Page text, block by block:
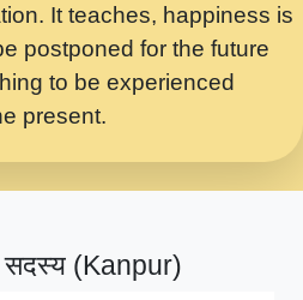
न लग Sadhvi Purnima Ji
#बसर.mp3
भ मझ पयर ह!छड म कस दत
- तर अखय ह जद भर बहर ज म
- जय जय शयम जय जय शयम
It teaches, happiness is
postponed for the future
to be experienced
present.
सदस्य (Kanpur)